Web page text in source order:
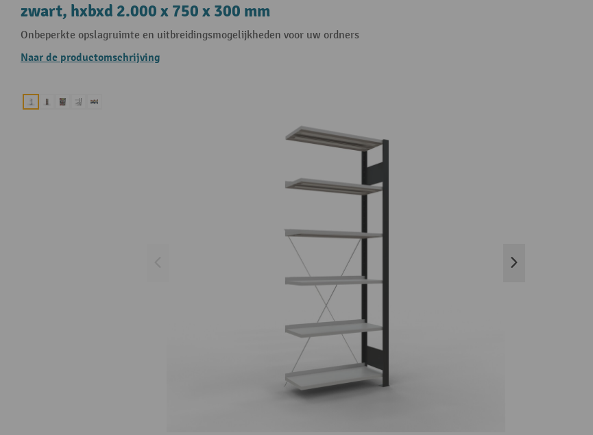
zwart, hxbxd 2.000 x 750 x 300 mm
Onbeperkte opslagruimte en uitbreidingsmogelijkheden voor uw ordners
Naar de productomschrijving